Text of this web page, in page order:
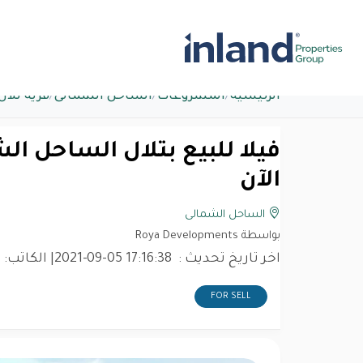
الرئيسية/المشروعات /الساحل الشمالى/قرية
الآن
الساحل الشمالى
بواسطة Roya Developments
اخر تاريخ تحديث : 2021-09-05 17:16:38 | الكاتب:
FOR SELL